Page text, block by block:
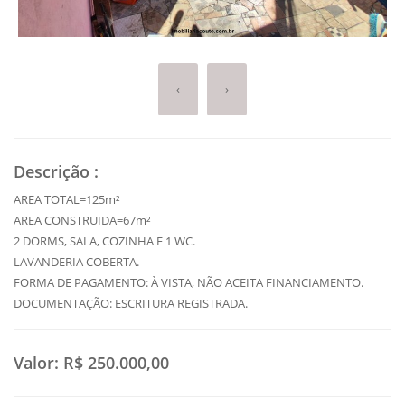
‹ ›
Descrição :
AREA TOTAL=125m²
AREA CONSTRUIDA=67m²
2 DORMS, SALA, COZINHA E 1 WC.
LAVANDERIA COBERTA.
FORMA DE PAGAMENTO: À VISTA, NÃO ACEITA FINANCIAMENTO.
DOCUMENTAÇÃO: ESCRITURA REGISTRADA.
Valor: R$ 250.000,00